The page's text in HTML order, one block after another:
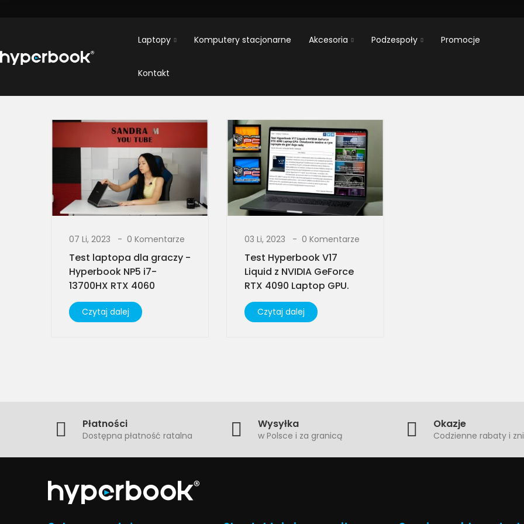
Laptopy Komputery stacjonarne Akcesoria Podzespoły Promocje
Kontakt
07 Li, 2023 0 Komentarze
Test laptopa dla graczy -
Hyperbook NP5 i7-
13700HX RTX 4060
Czytaj dalej
03 Li, 2023 0 Komentarze
Test Hyperbook V17
Liquid z NVIDIA GeForce
RTX 4090 Laptop GPU.
Czytaj dalej
Płatności
Dostępna płatność ratalna
Wysyłka
w Polsce i za granicą
Okazje
Codzienne rabaty i